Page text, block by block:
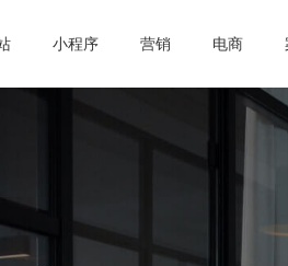
小程序 营销 电商